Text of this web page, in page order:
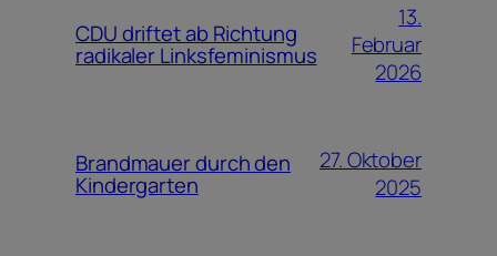
CDU driftet ab Richtung
radikaler Linksfeminismus
13.
Februar
2026
Brandmauer durch den
Kindergarten
27. Oktober
2025